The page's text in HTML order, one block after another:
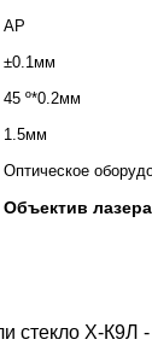
АР
±0.1мм
45 º*0.2мм
1.5мм
Оптическое
Объектив
стекло Х-К9Л